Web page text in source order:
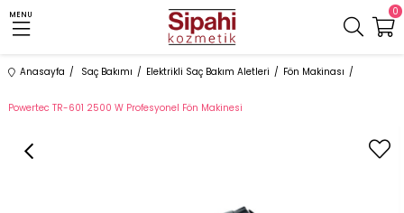
MENU 0
Anasayfa Saç Bakımı Elektrikli Saç Bakım Aletleri Fön Makinası
Powertec TR-601 2500 W Profesyonel Fön Makinesi